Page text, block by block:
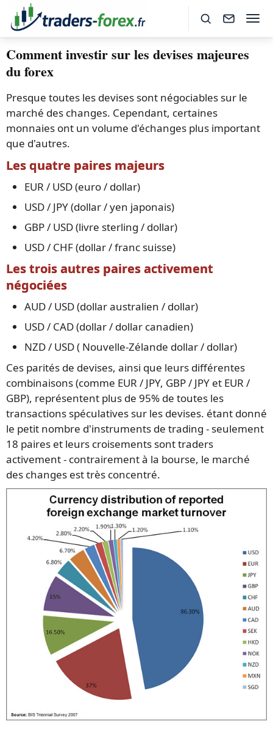
Comment investir sur les devises majeures
du forex
Presque toutes les devises sont négociables sur le
marché des changes. Cependant, certaines
monnaies ont un volume d'échanges plus important
que d'autres.
Les quatre paires majeurs
EUR / USD (euro / dollar)
USD / JPY (dollar / yen japonais)
GBP / USD (livre sterling / dollar)
USD / CHF (dollar / franc suisse)
Les trois autres paires activement
négociées
AUD / USD (dollar australien / dollar)
USD / CAD (dollar / dollar canadien)
NZD / USD ( Nouvelle-Zélande dollar / dollar)
Ces parités de devises, ainsi que leurs différentes
combinaisons (comme EUR / JPY, GBP / JPY et EUR /
GBP), représentent plus de 95% de toutes les
transactions spéculatives sur les devises. étant donné
le petit nombre d'instruments de trading - seulement
18 paires et leurs croisements sont traders
activement - contrairement à la bourse, le marché
des changes est très concentré.